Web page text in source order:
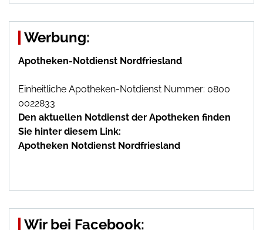
Werbung:
Apotheken-Notdienst Nordfriesland
Einheitliche Apotheken-Notdienst Nummer: 0800
0022833
Den aktuellen Notdienst der Apotheken finden
Sie hinter diesem Link:
Apotheken Notdienst Nordfriesland
Wir bei Facebook: